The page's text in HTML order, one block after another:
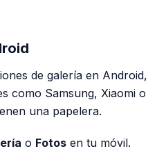
de galería en Android,
como Samsung, Xiaomi o
una papelera.
o Fotos en tu móvil.